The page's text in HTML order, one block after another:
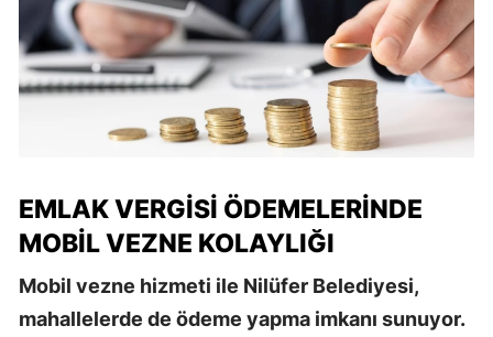
EMLAK VERGISI ÖDEMELERINDE
MOBIL VEZNE KOLAYLIĞI
Mobil vezne hizmeti ile Nilüfer Belediyesi,
mahallelerde de ödeme yapma imkanı sunuyor.